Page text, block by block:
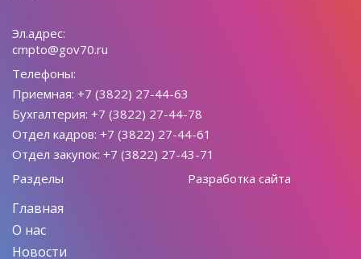
Эл.адрес:
cmpto@gov70.ru
Телефоны:
Приемная: +7 (3822) 27-44-63
Бухгалтерия: +7 (3822) 27-44-78
Отдел кадров: +7 (3822) 27-44-61
Отдел закупок: +7 (3822) 27-43-71
Разделы
Главная
О нас
Новости
Разработка сайта